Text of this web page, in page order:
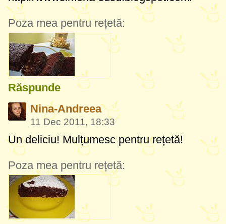
Poza mea pentru rețetă:
Răspunde
Nina-Andreea
11 Dec 2011, 18:33
Un deliciu! Mulțumesc pentru rețetă!
Poza mea pentru rețetă: